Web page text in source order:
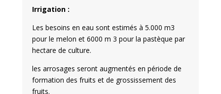
Irrigation :
Les besoins en eau sont estimés à 5.000 m3
pour le melon et 6000 m 3 pour la pastèque par
hectare de culture.
les arrosages seront augmentés en période de
formation des fruits et de grossissement des
fruits.